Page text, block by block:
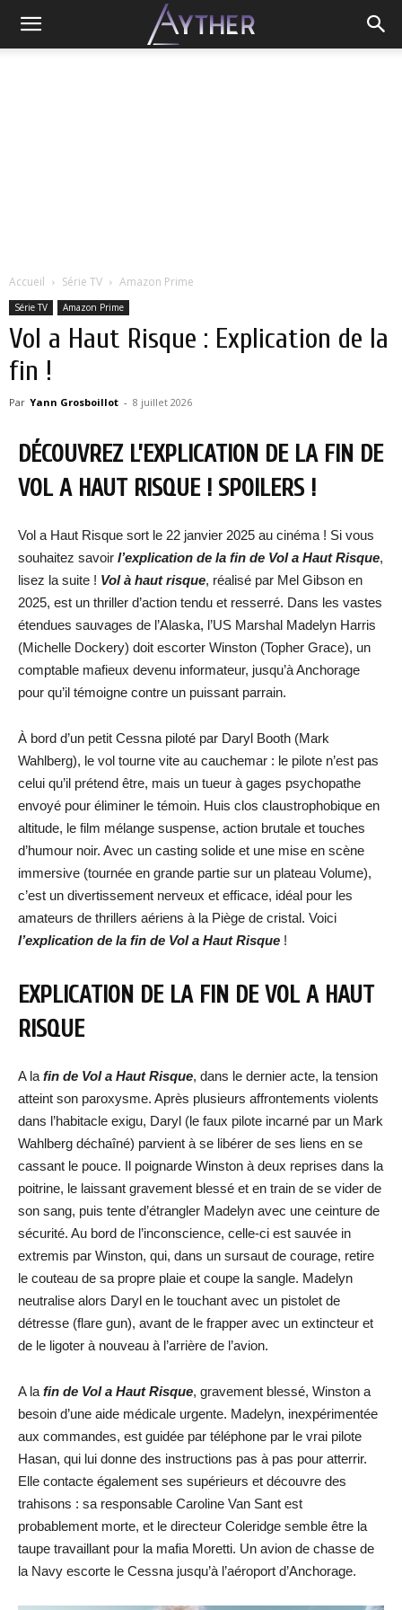
Accueil Série TV Amazon Prime
Série TV Amazon Prime
Vol a Haut Risque : Explication de la
fin !
Par Yann Grosboillot - 8 juillet 2026
DÉCOUVREZ L’EXPLICATION DE LA FIN DE
VOL A HAUT RISQUE ! SPOILERS !
Vol a Haut Risque sort le 22 janvier 2025 au cinéma ! Si vous
souhaitez savoir l’explication de la fin de Vol a Haut Risque,
lisez la suite ! Vol à haut risque, réalisé par Mel Gibson en
2025, est un thriller d’action tendu et resserré. Dans les vastes
étendues sauvages de l’Alaska, l’US Marshal Madelyn Harris
(Michelle Dockery) doit escorter Winston (Topher Grace), un
comptable mafieux devenu informateur, jusqu’à Anchorage
pour qu’il témoigne contre un puissant parrain.
À bord d’un petit Cessna piloté par Daryl Booth (Mark
Wahlberg), le vol tourne vite au cauchemar : le pilote n’est pas
celui qu’il prétend être, mais un tueur à gages psychopathe
envoyé pour éliminer le témoin. Huis clos claustrophobique en
altitude, le film mélange suspense, action brutale et touches
d’humour noir. Avec un casting solide et une mise en scène
immersive (tournée en grande partie sur un plateau Volume),
c’est un divertissement nerveux et efficace, idéal pour les
amateurs de thrillers aériens à la Piège de cristal. Voici
l’explication de la fin de Vol a Haut Risque !
EXPLICATION DE LA FIN DE VOL A HAUT
RISQUE
A la fin de Vol a Haut Risque, dans le dernier acte, la tension
atteint son paroxysme. Après plusieurs affrontements violents
dans l’habitacle exigu, Daryl (le faux pilote incarné par un Mark
Wahlberg déchaîné) parvient à se libérer de ses liens en se
cassant le pouce. Il poignarde Winston à deux reprises dans la
poitrine, le laissant gravement blessé et en train de se vider de
son sang, puis tente d’étrangler Madelyn avec une ceinture de
sécurité. Au bord de l’inconscience, celle-ci est sauvée in
extremis par Winston, qui, dans un sursaut de courage, retire
le couteau de sa propre plaie et coupe la sangle. Madelyn
neutralise alors Daryl en le touchant avec un pistolet de
détresse (flare gun), avant de le frapper avec un extincteur et
de le ligoter à nouveau à l’arrière de l’avion.
A la fin de Vol a Haut Risque, gravement blessé, Winston a
besoin d’une aide médicale urgente. Madelyn, inexpérimentée
aux commandes, est guidée par téléphone par le vrai pilote
Hasan, qui lui donne des instructions pas à pas pour atterrir.
Elle contacte également ses supérieurs et découvre des
trahisons : sa responsable Caroline Van Sant est
probablement morte, et le directeur Coleridge semble être la
taupe travaillant pour la mafia Moretti. Un avion de chasse de
la Navy escorte le Cessna jusqu’à l’aéroport d’Anchorage.